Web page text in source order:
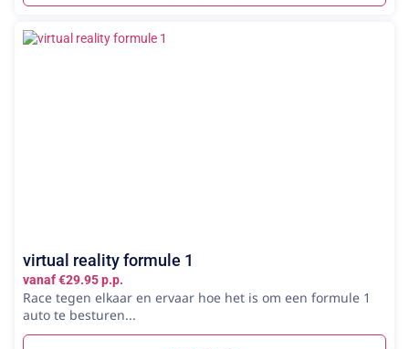
virtual reality formule 1
vanaf €29.95 p.p.
Race tegen elkaar en ervaar hoe het is om een formule 1
auto te besturen...